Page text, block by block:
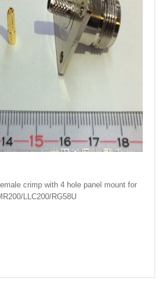
crimp with 4 hole panel mount for
LLC200/RG58U